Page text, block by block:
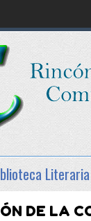
Literaria
DE LA